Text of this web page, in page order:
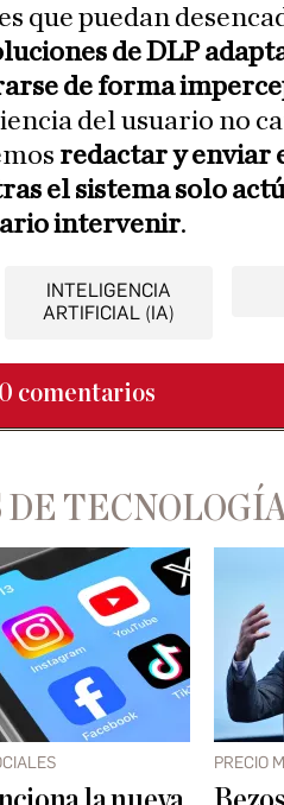
que puedan
de DLP
de forma
del usuario no
redactar y enviar
el sistema solo
intervenir.
INTELIGENCIA
ARTIFICIAL (IA)
0 comentarios
DE
PRECIO